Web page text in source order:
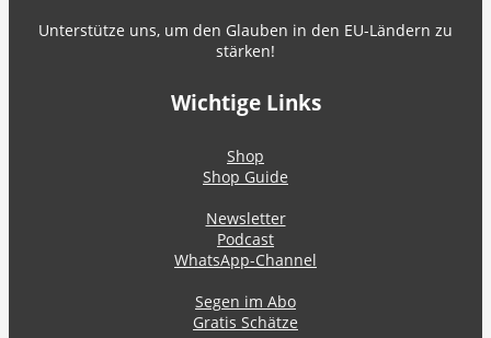
Unterstütze uns, um den Glauben in den EU-Ländern zu
stärken!
Wichtige Links
Shop
Shop Guide
Newsletter
Podcast
WhatsApp-Channel
Segen im Abo
Gratis Schätze